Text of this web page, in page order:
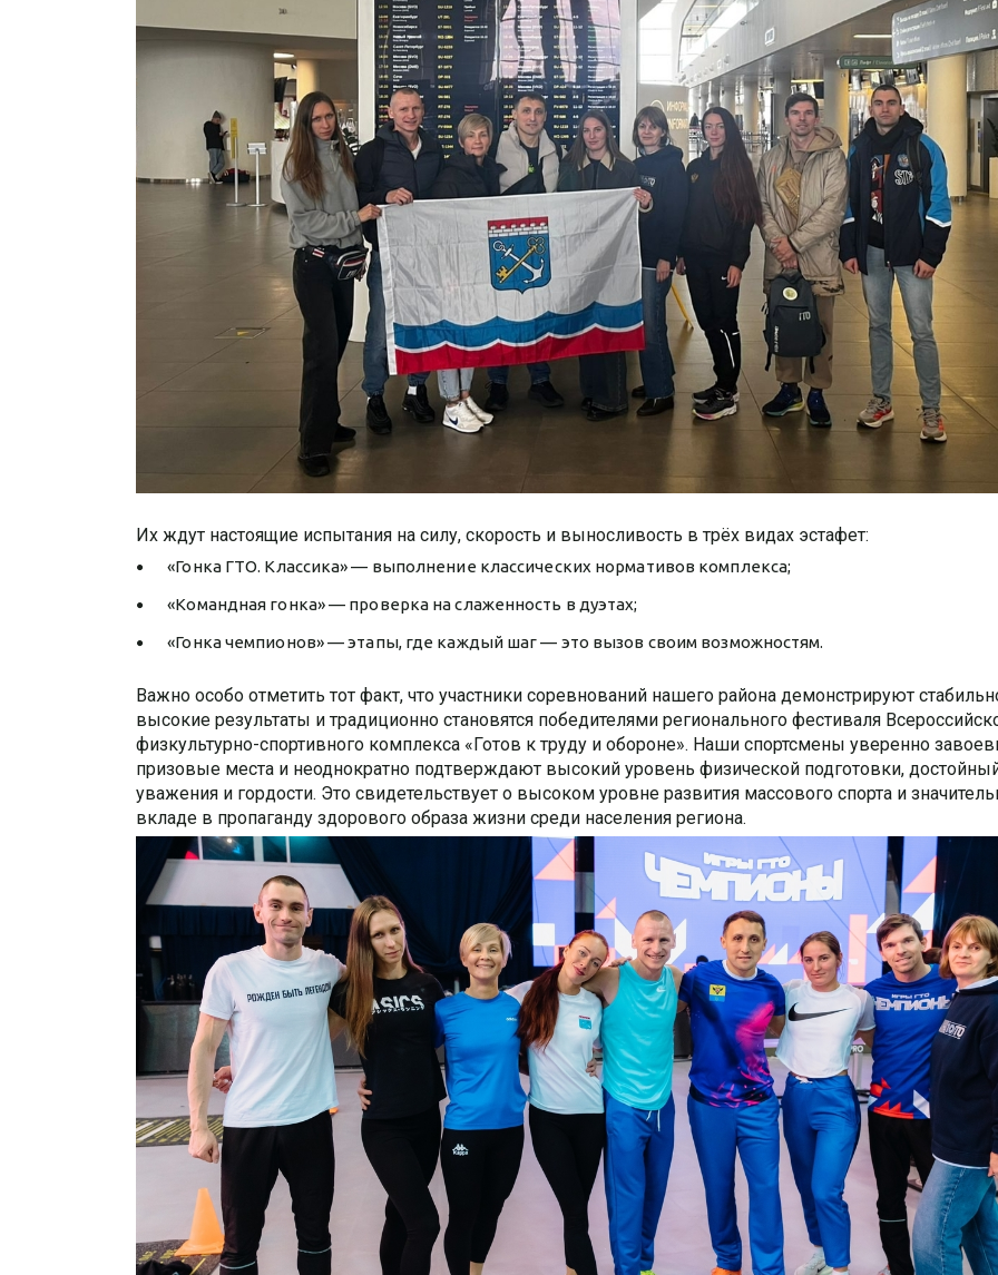
Их ждут настоящие испытания на силу, скорость и выносливость в трёх видах эстафет:
«Гонка ГТО. Классика» — выполнение классических нормативов комплекса;
«Командная гонка» — проверка на слаженность в дуэтах;
«Гонка чемпионов» — этапы, где каждый шаг — это вызов своим возможностям.
Важно особо отметить тот факт, что участники соревнований нашего района демонстрируют
высокие результаты и традиционно становятся победителями регионального фестиваля
физкультурно-спортивного комплекса «Готов к труду и обороне». Наши спортсмены уверенно
призовые места и неоднократно подтверждают высокий уровень физической подготовки,
уважения и гордости. Это свидетельствует о высоком уровне развития массового спорта и
вкладе в пропаганду здорового образа жизни среди населения региона.